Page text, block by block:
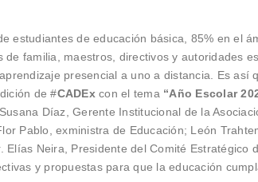
estudiantes de educación básica, 85% en el
familia, maestros, directivos y autoridades
presencial a uno a distancia. Es así
de #CADExcon el tema “Año Escolar
Díaz, Gerente Institucional de la
Pablo, exministra de Educación; León
Elías Neira, Presidente del Comité Estratégico
y propuestas para que la educación